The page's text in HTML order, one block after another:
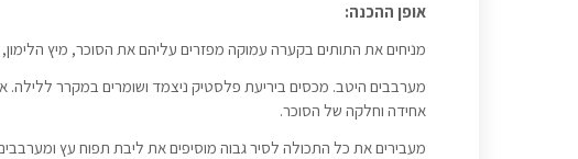
אופן ההכנה:
מניחים את התותים בקערה עמוקה מפזרים עליהם את הסוכר, מיץ הלימון,
מערבבים היטב. מכסים ביריעת פלסטיק ניצמד ושומרים במקרר
אחידה וחלקה של הסוכר.
מעבירים את כל התכולה לסיר גבוה מוסיפים את ליבת תפוח עץ ומערבבים.